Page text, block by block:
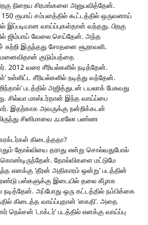
நிறைய சிரமங்களை அனுபவித்தேன்.
150 ரூபாய் சம்பளத்தில் கூட்டத்தில் ஒருவனாய்
இப்படியான வாய்ப்புகள்தான் வந்தது. பிறகு
ஜிம்பாய் வேலை செய்தேன். அந்த
இருந்தது சோதனை சூறாவளி.
குடும்பத்தை
வரை சீரியல்களில் நடித்தேன்.
உள்ளிட்ட சீரியல்களில் நடித்து வந்தேன்.
படத்தில் அஜித்துடன் டயலாக் பேசுவது
சில்வா மாஸ்டர்தான் இந்த வாய்ப்பை
இதற்காக அவருக்கு நன்றிக்கடன்
சினிமாவை ஃபாலோ பண்ண
கிடைத்ததா?
தோல்வியை தராது என்று சொல்வதுபோல்
தோல்விகளை மட்டுமே
எனக்கு ‘தீரன் அதிகாரம் ஒன்று’ படத்தின்
பஸ்களுக்கு இடையில் தலை கீழாக
அப்போது ஒரு கட்டத்தில் நம்பிக்கை
கிடைத்த வாய்ப்புதான் ‘கைதி’. அதை
நெல்சன் ‘டாக்டர்’ படத்தில் எனக்கு வாய்ப்பு